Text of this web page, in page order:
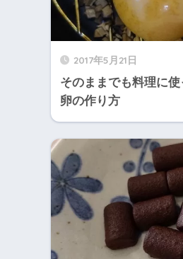
2017年5月21日
そのままでも料理に
卵の作り方